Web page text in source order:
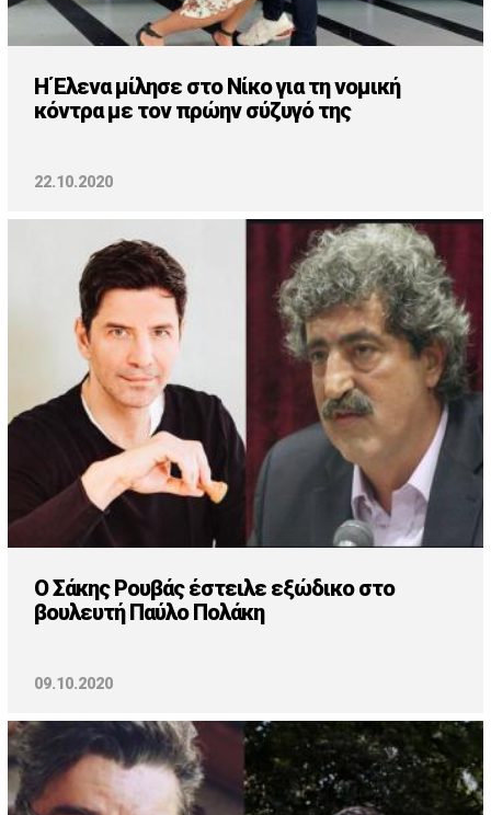
Η Έλενα μίλησε στο Νίκο για τη νομική
κόντρα με τον πρώην σύζυγό της
22.10.2020
Ο Σάκης Ρουβάς έστειλε εξώδικο στο
βουλευτή Παύλο Πολάκη
09.10.2020